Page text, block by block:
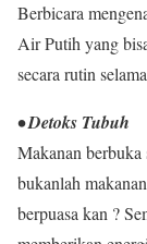
Berbicara
Air Putih yang
secara rutin
• Detoks Tubuh
Makanan berbuka
bukanlah
berpuasa kan ?